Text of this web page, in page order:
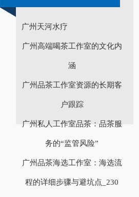
广州天河水疗
广州高端喝茶工作室的文化内
涵
广州品茶工作室资源的长期客
户跟踪
广州私人工作室品茶：品茶服
务的“监管风险”
广州品茶海选工作室：海选流
程的详细步骤与避坑点_230